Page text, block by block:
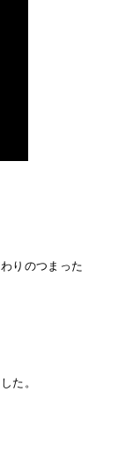
りのつまった
た。